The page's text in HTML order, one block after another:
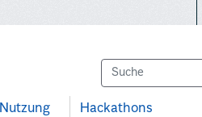
Nutzung Hackathons